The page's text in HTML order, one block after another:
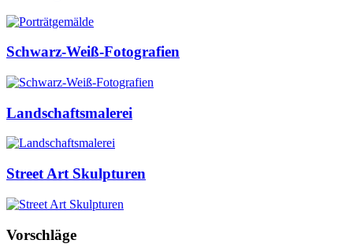
Schwarz-Weiß-Fotografien
Landschaftsmalerei
Street Art Skulpturen
Vorschläge